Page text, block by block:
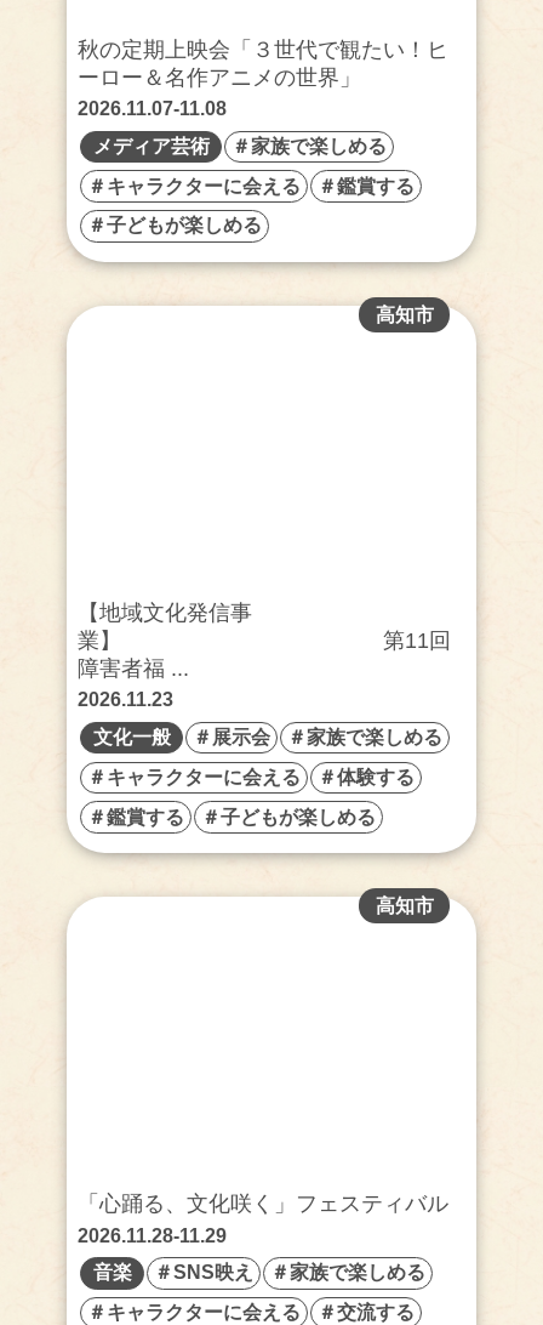
秋の定期上映会「３世代で観たい！ヒ
ーロー＆名作アニメの世界」
2026.11.07-11.08
メディア芸術
＃家族で楽しめる
＃キャラクターに会える
＃鑑賞する
＃子どもが楽しめる
【地域文化発信事
業】 第11回
障害者福 ...
高知市
2026.11.23
文化一般
＃展示会
＃家族で楽しめる
＃キャラクターに会える
＃体験する
＃鑑賞する
＃子どもが楽しめる
「心踊る、文化咲く」フェスティバル
高知市
2026.11.28-11.29
音楽
＃SNS映え
＃家族で楽しめる
＃キャラクターに会える
＃交流する